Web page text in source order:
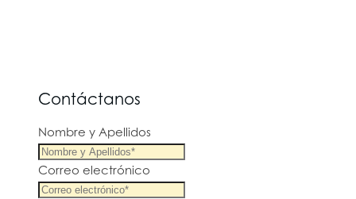
Contáctanos
Nombre y Apellidos
Correo electrónico